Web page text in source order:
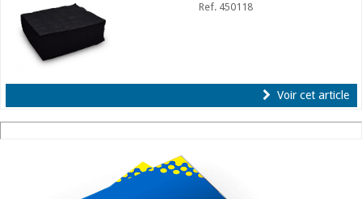
Ref. 450118
Voir cet article